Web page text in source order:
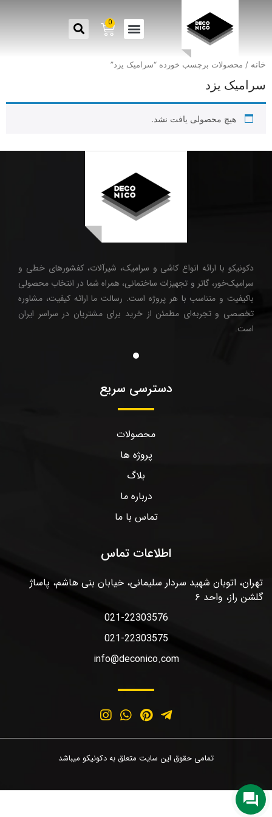
0
خانه / محصولات برچسب خورده “سرامیک یزد”
سرامیک یزد
هیچ محصولی یافت نشد.
دکونیکو با ارائه انواع کاشی و سرامیک، شیرآلات، کفشورهای خطی و
سرامیک‌خور، گاتر و تجهیزات ساختمانی، همراه شما در انتخاب محصولی
باکیفیت و متناسب با هر پروژه است. رسالت ما ارائه کیفیت، مشاوره
تخصصی و تجربه‌ای مطمئن از خرید برای مشتریان در سراسر ایران
است.
دسترسی سریع
محصولات
پروژه ها
بلاگ
درباره ما
تماس با ما
اطلاعات تماس
تهران، اتوبان شهید سردار سلیمانی، خیابان بنی هاشم، پاساژ
گلشن راز، واحد ۶
021-22303576
021-22303575
info@deconico.com
تمامی حقوق این سایت متعلق به دکونیکو میباشد